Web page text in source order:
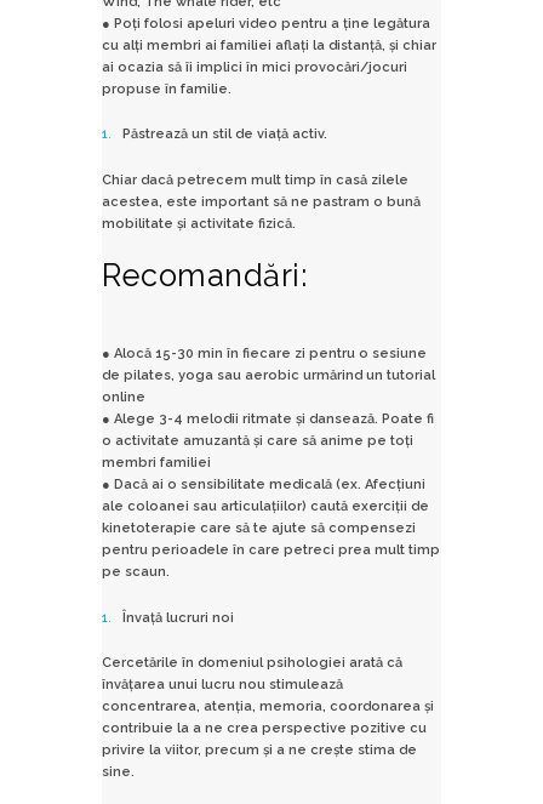
● Poți folosi apeluri video pentru a ține legătura
cu alți membri ai familiei aflați la distanță, și chiar
ai ocazia să îi implici în mici provocări/jocuri
propuse în familie.
Păstrează un stil de viață activ.
Chiar dacă petrecem mult timp în casă zilele
acestea, este important să ne pastram o bună
mobilitate și activitate fizică.
Recomandări:
● Alocă 15-30 min în fiecare zi pentru o sesiune
de pilates, yoga sau aerobic urmărind un tutorial
online
● Alege 3-4 melodii ritmate și dansează. Poate fi
o activitate amuzantă și care să anime pe toți
membri familiei
● Dacă ai o sensibilitate medicală (ex. Afecțiuni
ale coloanei sau articulațiilor) caută exerciții de
kinetoterapie care să te ajute să compensezi
pentru perioadele în care petreci prea mult timp
pe scaun.
Învață lucruri noi
Cercetările în domeniul psihologiei arată că
învățarea unui lucru nou stimulează
concentrarea, atenția, memoria, coordonarea și
contribuie la a ne crea perspective pozitive cu
privire la viitor, precum și a ne crește stima de
sine.